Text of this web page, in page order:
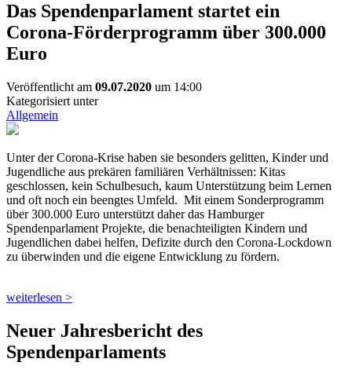
Das Spendenparlament startet ein
Corona-Förderprogramm über 300.000
Euro
Veröffentlicht am 09.07.2020 um 14:00
Kategorisiert unter
Allgemein
Unter der Corona-Krise haben sie besonders gelitten, Kinder und
Jugendliche aus prekären familiären Verhältnissen: Kitas
geschlossen, kein Schulbesuch, kaum Unterstützung beim Lernen
und oft noch ein beengtes Umfeld. Mit einem Sonderprogramm
über 300.000 Euro unterstützt daher das Hamburger
Spendenparlament Projekte, die benachteiligten Kindern und
Jugendlichen dabei helfen, Defizite durch den Corona-Lockdown
zu überwinden und die eigene Entwicklung zu fördern.
weiterlesen >
Neuer Jahresbericht des
Spendenparlaments